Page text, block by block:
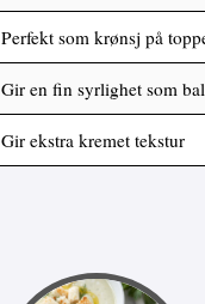
Perfekt som krønsj på
Gir en fin syrlighet som
Gir ekstra kremet tekstur